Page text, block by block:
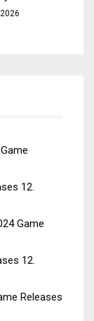
12.
Game
12.
Releases